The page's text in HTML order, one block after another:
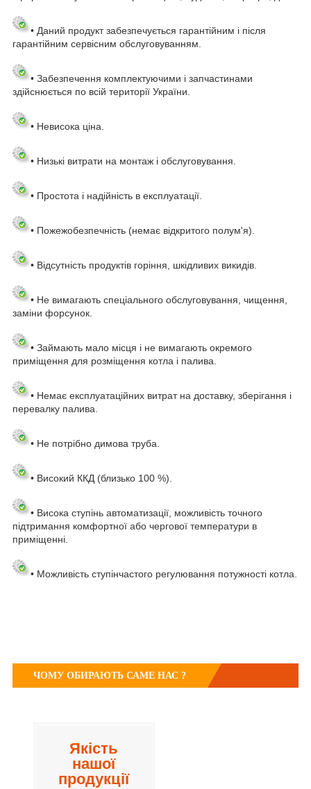
• Даний продукт забезпечується гарантійним і після
гарантійним сервісним обслуговуванням.
• Забезпечення комплектуючими і запчастинами
здійснюється по всій території України.
• Невисока ціна.
• Низькі витрати на монтаж і обслуговування.
• Простота і надійність в експлуатації.
• Пожежобезпечність (немає відкритого полум'я).
• Відсутність продуктів горіння, шкідливих викидів.
• Не вимагають спеціального обслуговування, чищення,
заміни форсунок.
• Займають мало місця і не вимагають окремого
приміщення для розміщення котла і палива.
• Немає експлуатаційних витрат на доставку, зберігання і
перевалку палива.
• Не потрібно димова труба.
• Високий ККД (близько 100 %).
• Висока ступінь автоматизації, можливість точного
підтримання комфортної або чергової температури в
приміщенні.
• Можливість ступінчастого регулювання потужності котла.
ЧОМУ ОБИРАЮТЬ САМЕ НАС ?
Якість
нашої
продукції